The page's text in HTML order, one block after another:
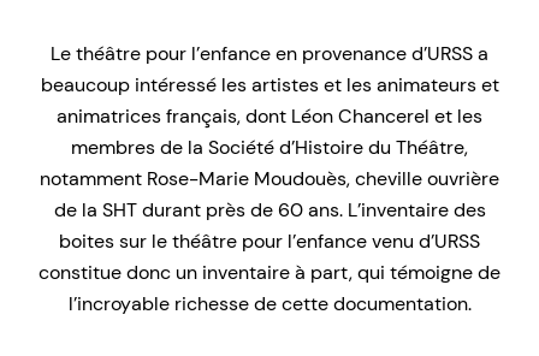
Le théâtre pour l’enfance en provenance d’URSS a
beaucoup intéressé les artistes et les animateurs et
animatrices français, dont Léon Chancerel et les
membres de la Société d’Histoire du Théâtre,
notamment Rose-Marie Moudouès, cheville ouvrière
de la SHT durant près de 60 ans. L’inventaire des
boites sur le théâtre pour l’enfance venu d’URSS
constitue donc un inventaire à part, qui témoigne de
l’incroyable richesse de cette documentation.